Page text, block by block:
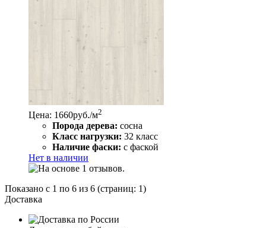
Цена: 1660руб./м2
Порода дерева: сосна
Класс нагрузки: 32 класс
Наличие фаски: с фаской
Нет в наличии
Показано с 1 по 6 из 6 (страниц: 1)
Доставка